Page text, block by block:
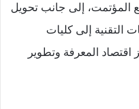
المؤتمت، إلى جانب تحويل
التقنية إلى كليات
اقتصاد المعرفة وتطوير